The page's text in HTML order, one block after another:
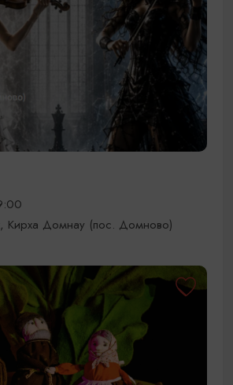
Кирха Домнау (пос. Домново)